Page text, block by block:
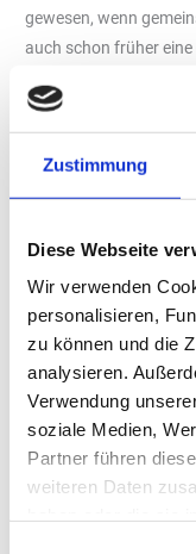
Zustimmung
Diese Webseite
Wir verwenden
personalisieren,
zu können und die
analysieren.
Verwendung
soziale Medien,
Partner führen
weiteren Daten
gewesen, wenn
auch schon früher
Systematik dieser
wir einen weiteren
Erwägungsgrund und
Kommission diesen
Einbeziehung
gefunden. Seit Herbst
Vorschlag seitens der
ausschließlich mit
2035 neu zugelassen
LKW zu definieren.
und der
finden. Die Industrie
der neuen